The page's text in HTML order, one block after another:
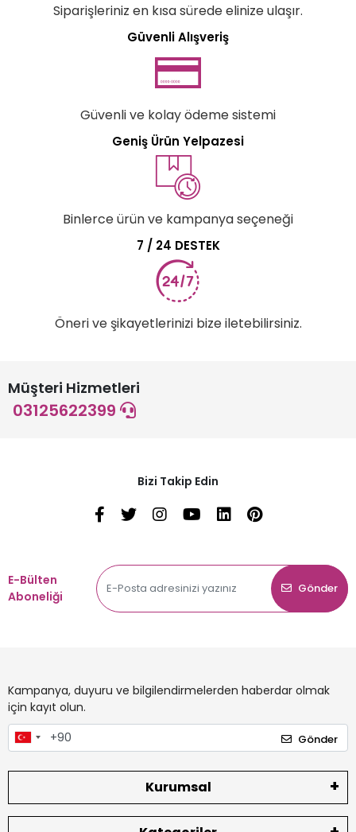
Siparişleriniz en kısa sürede elinize ulaşır.
Güvenli Alışveriş
Güvenli ve kolay ödeme sistemi
Geniş Ürün Yelpazesi
Binlerce ürün ve kampanya seçeneği
7 / 24 DESTEK
Öneri ve şikayetlerinizi bize iletebilirsiniz.
Müşteri Hizmetleri
03125622399
Bizi Takip Edin
E-Bülten
Aboneliği
Gönder
Kampanya, duyuru ve bilgilendirmelerden haberdar olmak
için kayıt olun.
Gönder
Kurumsal